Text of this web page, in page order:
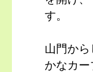
す。
山門か
かなカ